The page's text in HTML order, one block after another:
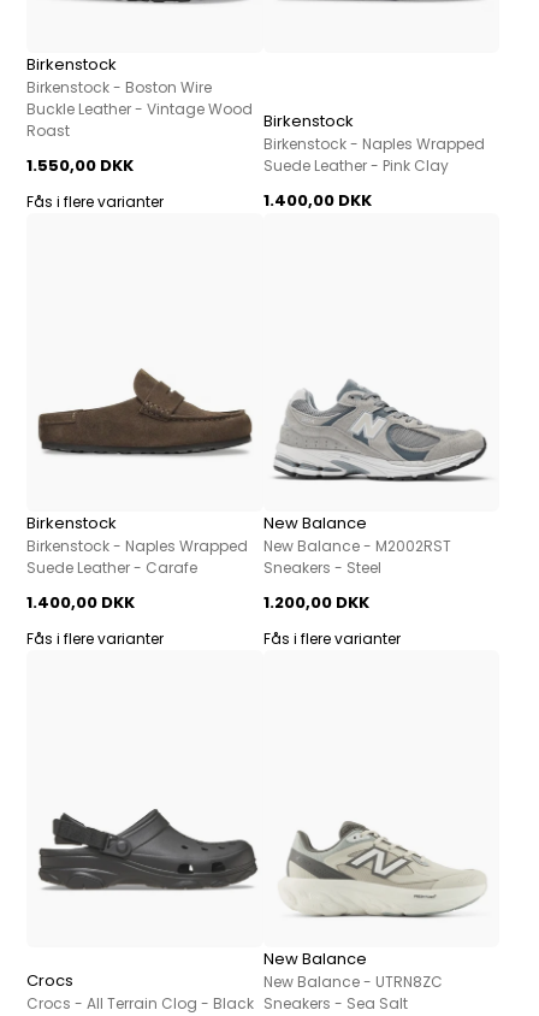
Birkenstock
Birkenstock - Boston Wire
Buckle Leather - Vintage Wood
Roast
1.550,00 DKK
Fås i flere varianter
Birkenstock
Birkenstock - Naples Wrapped
Suede Leather - Pink Clay
1.400,00 DKK
Birkenstock
Birkenstock - Naples Wrapped
Suede Leather - Carafe
1.400,00 DKK
Fås i flere varianter
New Balance
New Balance - M2002RST
Sneakers - Steel
1.200,00 DKK
Fås i flere varianter
Crocs
Crocs - All Terrain Clog - Black
New Balance
New Balance - UTRN8ZC
Sneakers - Sea Salt